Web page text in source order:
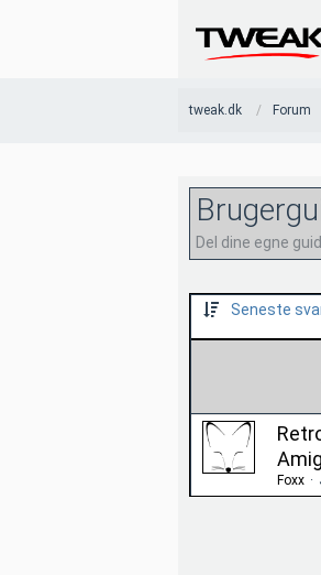
tweak.dk Forum
Del dine egne
Seneste
Foxx